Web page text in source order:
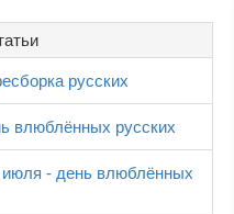
русских
влюблённых русских
- день влюблённых